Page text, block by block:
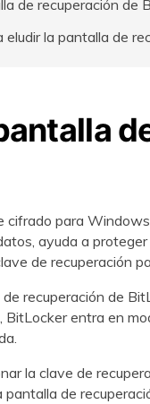
de recuperación de
la pantalla de
cifrado para
ayuda a
de recuperación
recuperación de
entra en
la clave de
de